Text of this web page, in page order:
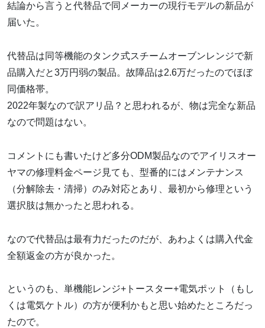
結論から言うと代替品で同メーカーの現行モデルの新品が
届いた。
代替品は同等機能のタンク式スチームオーブンレンジで新
品購入だと3万円弱の製品。故障品は2.6万だったのでほぼ
同価格帯。
2022年製なので訳アリ品？と思われるが、物は完全な新品
なので問題はない。
コメントにも書いたけど多分ODM製品なのでアイリスオー
ヤマの修理料金ページ見ても、型番的にはメンテナンス
（分解除去・清掃）のみ対応とあり、最初から修理という
選択肢は無かったと思われる。
なので代替品は最有力だったのだが、あわよくは購入代金
全額返金の方が良かった。
というのも、単機能レンジ+トースター+電気ポット（もし
くは電気ケトル）の方が便利かもと思い始めたところだっ
たので。